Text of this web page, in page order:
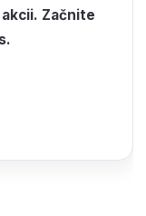
Začnite